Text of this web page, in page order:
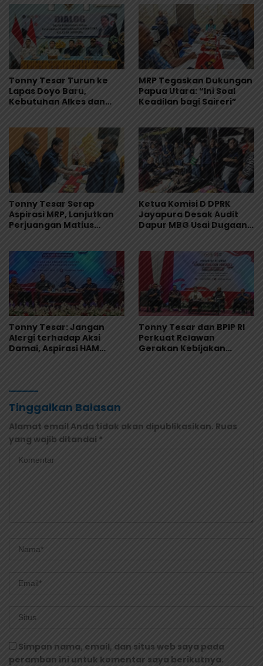
Tonny Tesar Turun ke
Lapas Doyo Baru,
Kebutuhan Alkes dan
MRP Tegaskan Dukungan
Papua Utara: “Ini Soal
Keadilan bagi Saireri”
Tonny Tesar Serap
Aspirasi MRP, Lanjutkan
Perjuangan Matius
Masyarakat Adat
Ketua Komisi D DPRK
Jayapura Desak Audit
Dapur MBG Usai Dugaan
Tonny Tesar: Jangan
Alergi terhadap Aksi
Damai, Aspirasi HAM
Tonny Tesar dan BPIP RI
Perkuat Relawan
Gerakan Kebijakan
Tinggalkan Balasan
Alamat email Anda tidak akan dipublikasikan. Ruas
yang wajib ditandai *
Simpan nama, email, dan situs web saya pada
peramban ini untuk komentar saya berikutnya.